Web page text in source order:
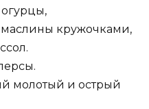
кружочками,
молотый и острый